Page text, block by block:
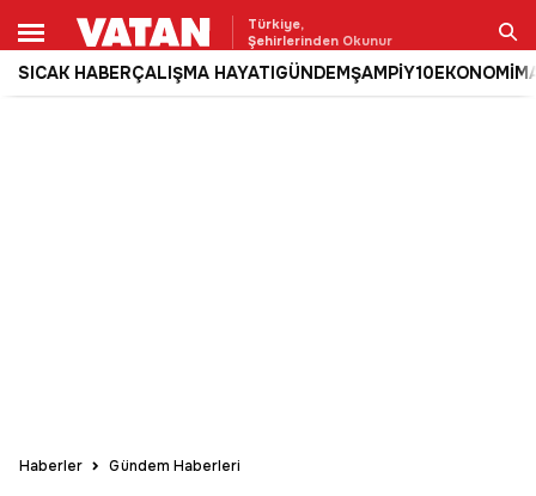
Türkiye,
Şehirlerinden Okunur
SICAK HABERÇALIŞMA HAYATIGÜNDEMŞAMPİY10EKONOMİ
Ara
Haberler Gündem Haberleri